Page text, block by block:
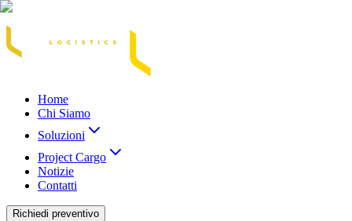
Acasă
Home
Chi Siamo
Soluzioni
Project Cargo
Notizie
Contatti
Richiedi preventivo